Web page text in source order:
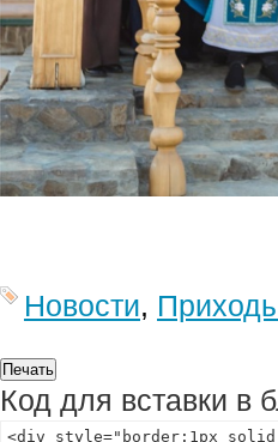
Новости,
Код для вставки в